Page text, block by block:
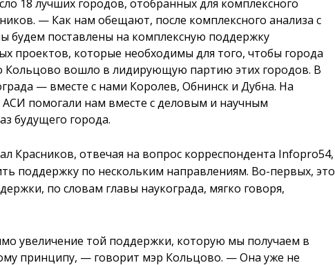
18 лучших городов, отобранных для комплексного
—Как нам обещают, после комплексного анализа с
будем поставлены на комплексную поддержку
проектов, которые необходимы для того, чтобы города
Кольцово вошло в лидирующую партию этих городов. В
—вместе с нами Королев, Обнинск и Дубна. На
помогали нам вместе с деловым и научным
будущего города.
Красников, отвечая на вопрос корреспондента Infopro54,
поддержку по нескольким направлениям. Во-первых, это
по словам главы наукограда, мягко говоря,
увеличение той поддержки, которую мы получаем в
принципу, —говорит мэр Кольцово. —Она уже не